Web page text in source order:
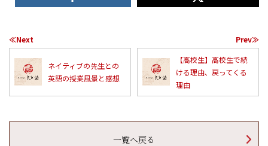
≪Next
ネイティブの先生との
英語の授業風景と感想
Prev≫
【高校生】高校生で続
ける理由、戻ってくる
理由
一覧へ戻る